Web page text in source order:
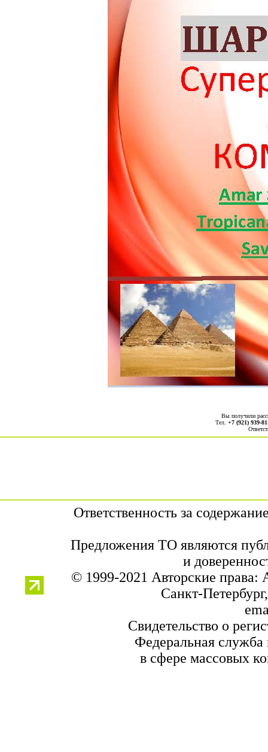
Вы получили
Тел. +7 (921) 939-
Ответственность за
Предложения ТО являются
и
© 1999-2021 Авторские
Санкт-
Свидетельство о
Федеральная служба
в сфере массовых